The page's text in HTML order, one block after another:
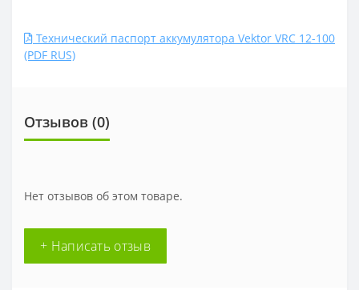
Технический паспорт аккумулятора Vektor VRC 12-100
(PDF RUS)
Отзывов (0)
Нет отзывов об этом товаре.
+ Написать отзыв